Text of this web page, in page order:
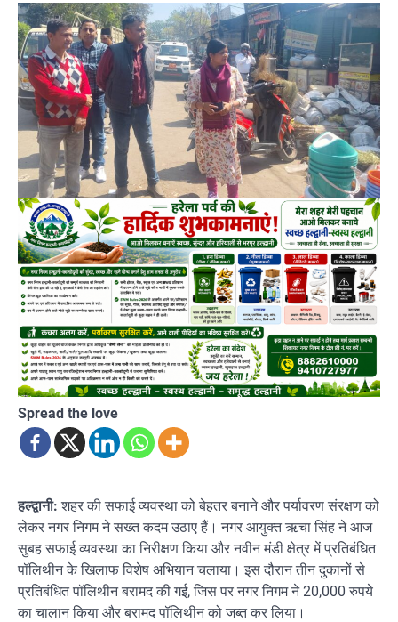
Spread the love
हल्द्वानी:शहर की सफाई व्यवस्था को बेहतर बनाने और पर्यावरण संरक्षण को
लेकर नगर निगम ने सख्त कदम उठाए हैं। नगर आयुक्त ऋचा सिंह ने आज
सुबह सफाई व्यवस्था का निरीक्षण किया और नवीन मंडी क्षेत्र में प्रतिबंधित
पॉलिथीन के खिलाफ विशेष अभियान चलाया। इस दौरान तीन दुकानों से
प्रतिबंधित पॉलिथीन बरामद की गई, जिस पर नगर निगम ने 20,000 रुपये
का चालान किया और बरामद पॉलिथीन को जब्त कर लिया।